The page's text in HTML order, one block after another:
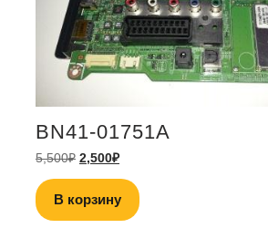
BN41-01751A
5,500₽ 2,500₽
В корзину